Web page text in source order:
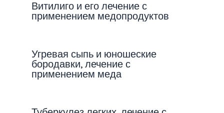
Витилиго и его лечение с
применением медопродуктов
Угревая сыпь и юношеские
бородавки, лечение с
применением меда